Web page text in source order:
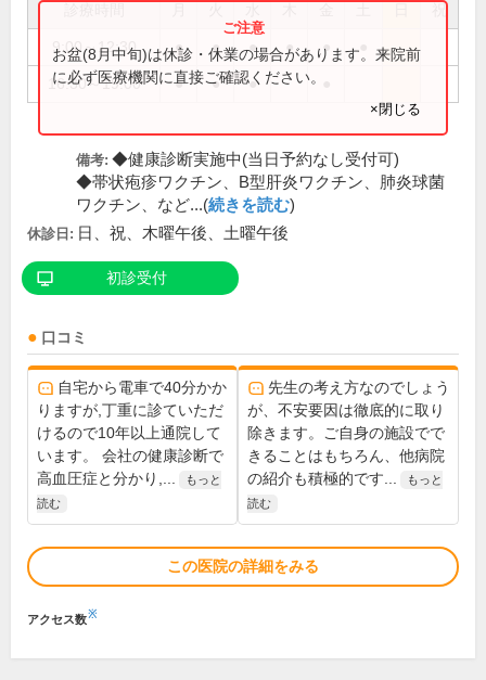
祝
9:00～12:30 ● ● ● ● ●
16:30～19:00 ● ● ●
お盆(8月中旬)は休診・休業の場合があります。来院前
に必ず医療機関に直接ご確認ください。
×閉じる
備考: ◆健康診断実施中(当日予約なし受付可)
◆帯状疱疹ワクチン、B型肝炎ワクチン、肺炎球菌
ワクチン、など...(続きを読む)
休診日: 日、祝、木曜午後、土曜午後
初診受付
口コミ
自宅から電車で40分かか
りますが,丁重に診ていただ
けるので10年以上通院して
います。 会社の健康診断で
高血圧症と分かり,...
もっと
読む
先生の考え方なのでしょう
が、不安要因は徹底的に取り
除きます。ご自身の施設でで
きることはもちろん、他病院
の紹介も積極的です...
もっと
読む
この医院の詳細をみる
アクセス数※